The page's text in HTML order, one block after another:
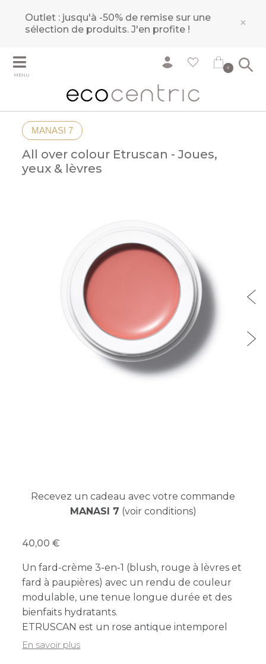
Outlet : jusqu'à -50% de remise sur une
sélection de produits.J'en profite ! ×
MENU
0
MANASI 7
All over colour Etruscan - Joues,
yeux & lèvres
Recevez un cadeau avec votre commande
MANASI 7 (voir conditions)
40,00
Un fard-crème 3-en-1 (blush, rouge à lèvres et
fard à paupières) avec un rendu de couleur
modulable, une tenue longue durée et des
bienfaits hydratants.
ETRUSCAN est un rose antique intemporel
En savoir plus